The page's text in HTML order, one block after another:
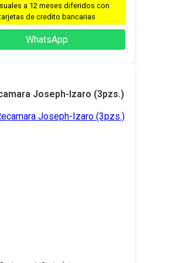
a 12 meses diferidos con
de credito bancarias
WhatsApp
Joseph-Izaro (3pzs.)